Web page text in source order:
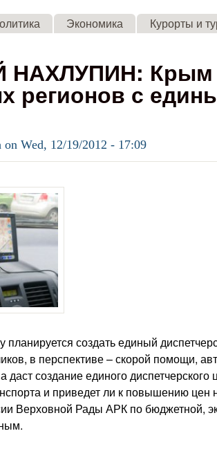
Экономика Курорты и
НАХЛУПИН: Крым
регионов с
on Wed, 12/19/2012 - 17:09
создать единый
в перспективе – скорой помощи,
даст создание единого
и приведет ли к повышению
Верховной Рады АРК по бюджетной,